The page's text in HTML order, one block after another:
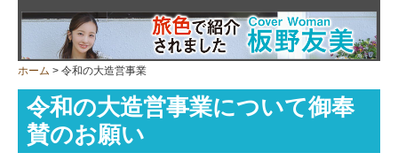
御祈祷
厄年表
年中行事
ふとん太鼓宮入宮出順
ホーム 令和の大造営事業
令和の大造営事業について御奉
賛のお願い